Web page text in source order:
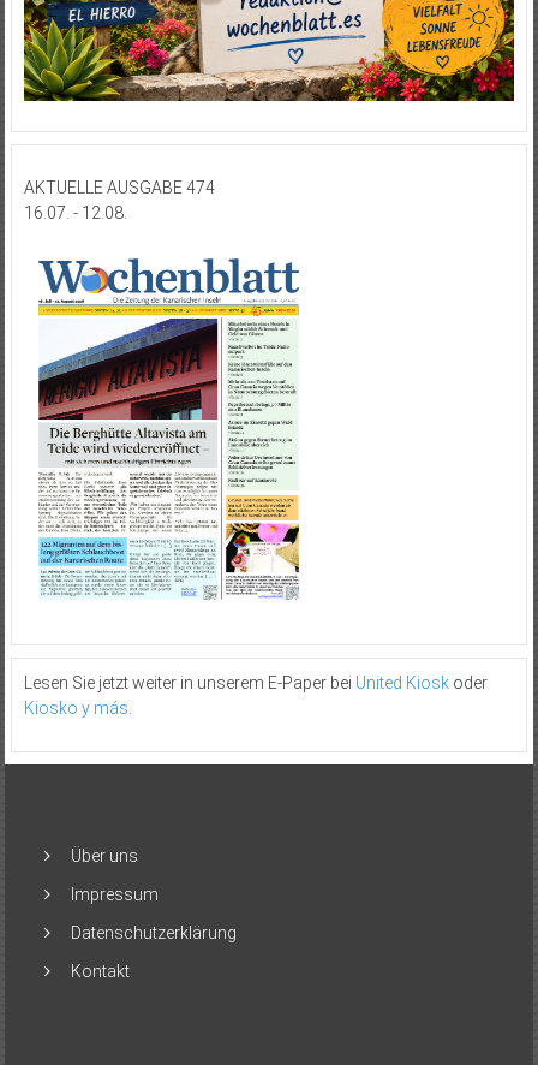
AKTUELLE AUSGABE 474
16.07. - 12.08.
Lesen Sie jetzt weiter in unserem E-Paper bei United Kioskoder
Kiosko y más
Über uns
Impressum
Datenschutzerklärung
Kontakt